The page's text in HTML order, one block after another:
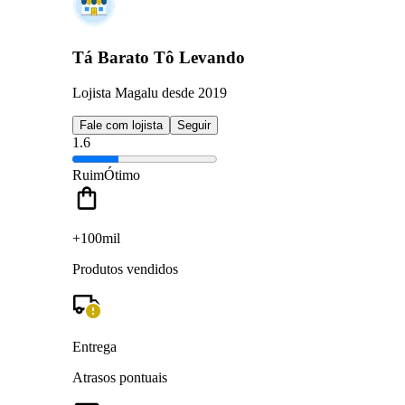
Tá Barato Tô Levando
Lojista Magalu desde 2019
Fale com lojista Seguir
1.6
RuimÓtimo
+100mil
Produtos vendidos
Entrega
Atrasos pontuais